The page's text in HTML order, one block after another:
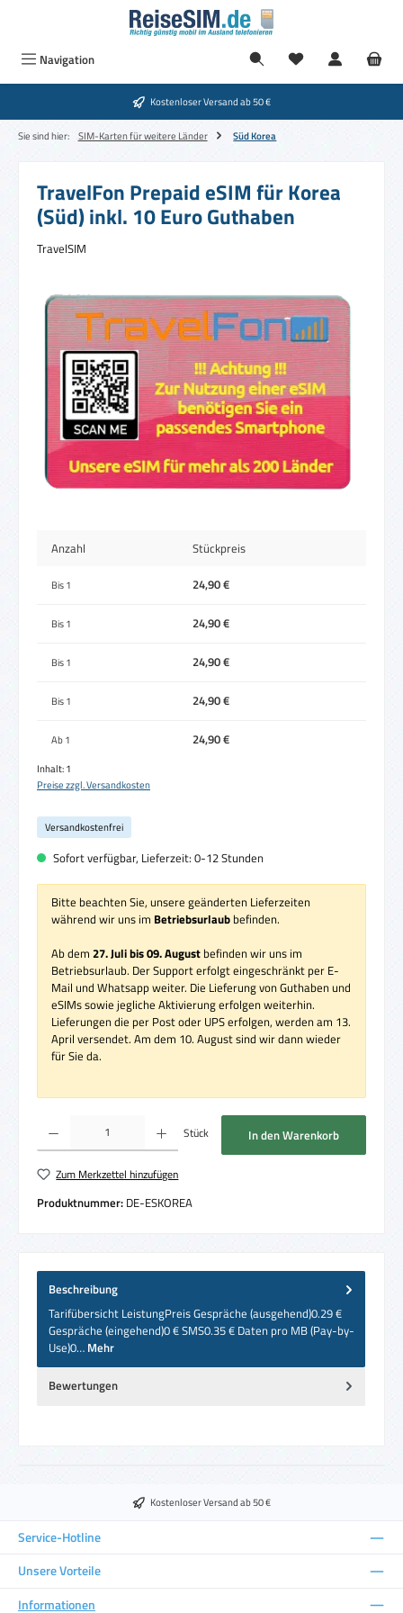
Zum Hauptinhalt springen
Navigation
Kostenloser Versand ab 50 €
Sie sind hier: SIM-Karten für weitere Länder Süd Korea
TravelFon Prepaid eSIM für Korea
(Süd) inkl. 10 Euro Guthaben
TravelSIM
Bildergalerie überspringen
Anzahl Stückpreis
Bis1 24,90 €
Bis1 24,90 €
Bis1 24,90 €
Bis1 24,90 €
Ab1 24,90 €
Inhalt:1
Preise zzgl. Versandkosten
Versandkostenfrei
Sofort verfügbar, Lieferzeit: 0-12 Stunden
Bitte beachten Sie, unsere geänderten Lieferzeiten
während wir uns im Betriebsurlaub befinden.
Ab dem 27. Juli bis 09. August befinden wir uns im
Betriebsurlaub. Der Support erfolgt eingeschränkt per E-
Mail und Whatsapp weiter. Die Lieferung von Guthaben und
eSIMs sowie jegliche Aktivierung erfolgen weiterhin.
Lieferungen die per Post oder UPS erfolgen, werden am 13.
April versendet. Am dem 10. August sind wir dann wieder
für Sie da.
Produkt Anzahl: Gib den gewünschten Wert ein oder benutze die Schaltflächen um
Stück In den Warenkorb
Zum Merkzettel hinzufügen
Produktnummer: DE-ESKOREA
Beschreibung
Tarifübersicht LeistungPreis Gespräche (ausgehend)0.29 €
Gespräche (eingehend)0 € SMS0.35 € Daten pro MB (Pay-by-
Use)0… Mehr
Bewertungen
Kostenloser Versand ab 50 €
Service-Hotline
Unsere Vorteile
Informationen